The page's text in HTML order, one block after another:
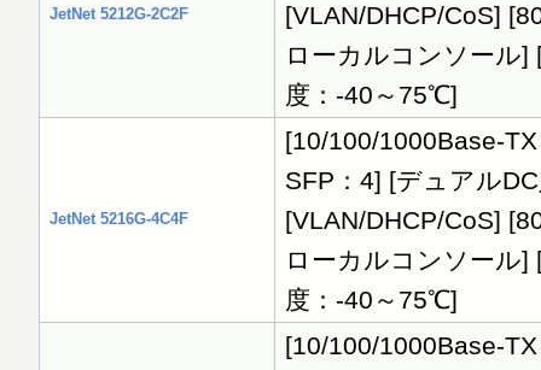
JetNet 5212G-2C2F
[VLAN/DHCP/CoS]
ローカルコンソール]
度：-40～75℃]
JetNet 5216G-4C4F
[10/100/1000Base-
SFP：4] [デュアル
[VLAN/DHCP/CoS]
ローカルコンソール]
度：-40～75℃]
[10/100/1000Base-